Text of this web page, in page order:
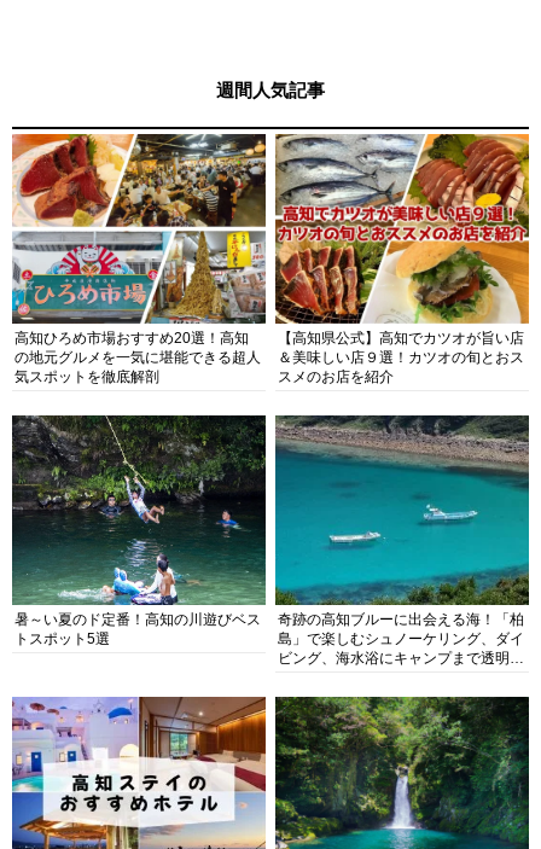
週間人気記事
高知ひろめ市場おすすめ20選！高知
の地元グルメを一気に堪能できる超人
気スポットを徹底解剖
【高知県公式】高知でカツオが旨い店
＆美味しい店９選！カツオの旬とおス
スメのお店を紹介
暑～い夏のド定番！高知の川遊びベス
トスポット5選
奇跡の高知ブルーに出会える海！「柏
島」で楽しむシュノーケリング、ダイ
ビング、海水浴にキャンプまで透明度